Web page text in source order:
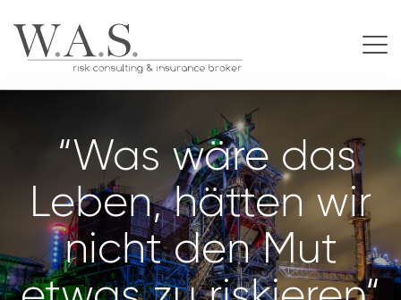
“Was wäre das
Leben, hätten wir
nicht den Mut